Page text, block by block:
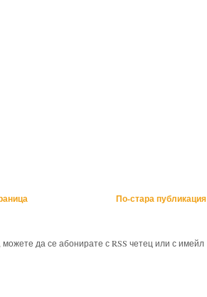
По-стара публикация
да се абонирате с RSS четец или с имейл